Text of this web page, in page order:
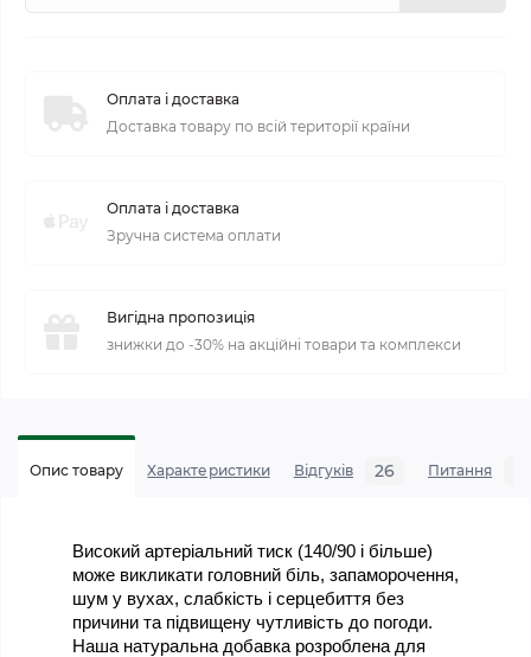
Оплата і доставка
Доставка товару по всій території країни
Оплата і доставка
Зручна система оплати
Вигідна пропозиція
знижки до -30% на акційні товари та комплекси
Опис товару Характеристики Відгуків 26 Питання
Високий артеріальний тиск (140/90 і більше)
може викликати головний біль, запаморочення,
шум у вухах, слабкість і серцебиття без
причини та підвищену чутливість до погоди.
Наша натуральна добавка розроблена для